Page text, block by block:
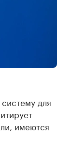
для
имеются